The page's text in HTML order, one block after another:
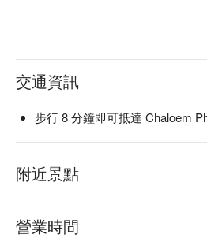
交通資訊
步行 8 分鐘即可抵達 Chaloem
附近景點
營業時間